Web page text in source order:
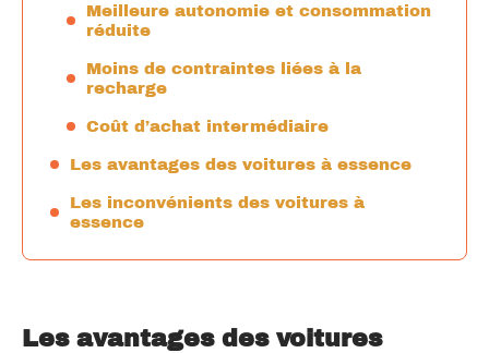
Meilleure autonomie et consommation
réduite
Moins de contraintes liées à la
recharge
Coût d’achat intermédiaire
Les avantages des voitures à essence
Les inconvénients des voitures à
essence
Les avantages des voitures